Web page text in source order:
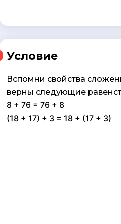
Условие
Вспомни свойства
верны следующие
8 + 76 = 76 + 8
(18 + 17) + 3 = 18 + (17 + 3)